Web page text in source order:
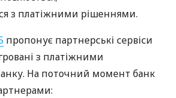
з платіжними рішеннями.
пропонує партнерські сервіси
з платіжними
На поточний момент банк